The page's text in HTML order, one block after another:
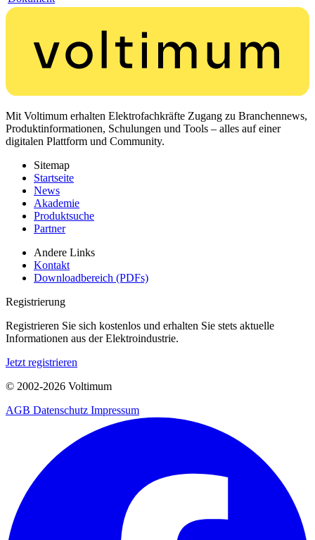
Mit Voltimum erhalten Elektrofachkräfte Zugang zu Branchennews,
Produktinformationen, Schulungen und Tools – alles auf einer
digitalen Plattform und Community.
Sitemap
Startseite
News
Akademie
Produktsuche
Partner
Andere Links
Kontakt
Downloadbereich (PDFs)
Registrierung
Registrieren Sie sich kostenlos und erhalten Sie stets aktuelle
Informationen aus der Elektroindustrie.
Jetzt registrieren
© 2002-2026 Voltimum
AGB Datenschutz Impressum